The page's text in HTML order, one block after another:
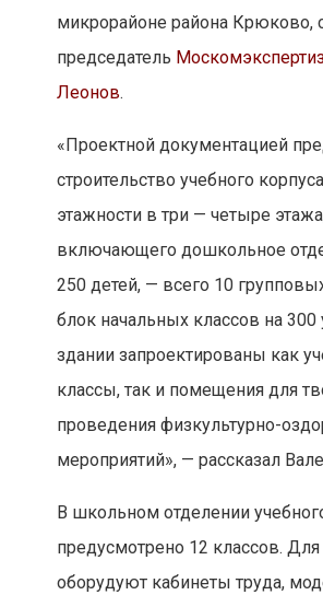
микрорайоне района Крюково,
председатель
Леонов.
«Проектной документацией
строительство учебного
этажности в три — четыре
включающего дошкольное
250 детей, — всего 10
блок начальных классов на 300
здании запроектированы как
классы, так и помещения для
проведения физкультурно-
мероприятий», — рассказал
В школьном отделении
предусмотрено 12 классов. Для
оборудуют кабинеты труда,